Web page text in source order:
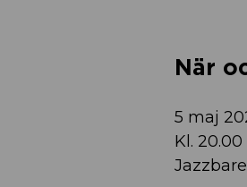
När
5 maj
Kl. 20.00